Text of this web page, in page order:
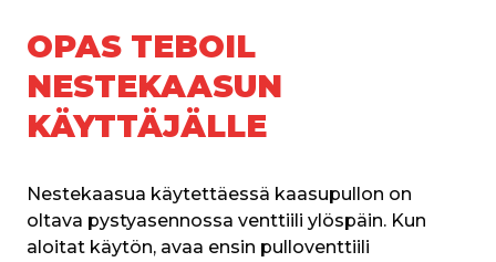
OPAS TEBOIL
NESTEKAASUN
KÄYTTÄJÄLLE
Nestekaasua käytettäessä kaasupullon on
oltava pystyasennossa venttiili ylöspäin. Kun
aloitat käytön, avaa ensin pulloventtiili